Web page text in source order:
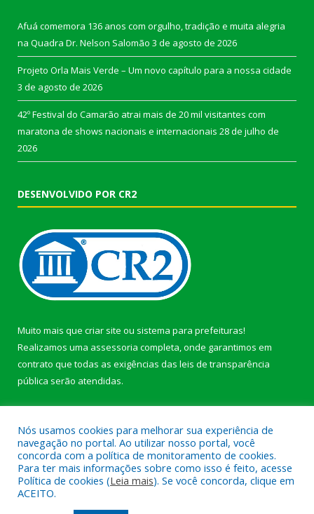
Afuá comemora 136 anos com orgulho, tradição e muita alegria
na Quadra Dr. Nelson Salomão 3 de agosto de 2026
Projeto Orla Mais Verde – Um novo capítulo para a nossa cidade
3 de agosto de 2026
42º Festival do Camarão atrai mais de 20 mil visitantes com
maratona de shows nacionais e internacionais 28 de julho de
2026
DESENVOLVIDO POR CR2
Muito mais que criar site ou sistema para prefeituras!
Realizamos uma assessoria completa, onde garantimos em
contrato que todas as exigências das leis de transparência
pública serão atendidas.
Todos os direitos reservados a Prefeitura Municipal de Afuá.
Nós usamos cookies para melhorar sua experiência de
navegação no portal. Ao utilizar nosso portal, você
concorda com a política de monitoramento de cookies.
Para ter mais informações sobre como isso é feito, acesse
Política de cookies (Leia mais). Se você concorda, clique em
ACEITO.